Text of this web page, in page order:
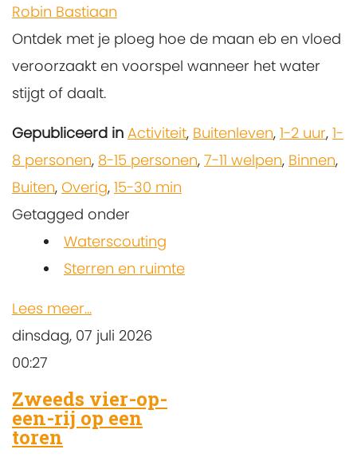
Robin Bastiaan
Ontdek met je ploeg hoe de maan eb en vloed
veroorzaakt en voorspel wanneer het water
stijgt of daalt.
Gepubliceerd in Activiteit, Buitenleven, 1-2 uur, 1-
8 personen, 8-15 personen, 7-11 welpen, Binnen,
Buiten, Overig, 15-30 min
Getagged onder
Waterscouting
Sterren en ruimte
Lees meer...
dinsdag, 07 juli 2026
00:27
Zweeds vier-op-
een-rij op een
toren